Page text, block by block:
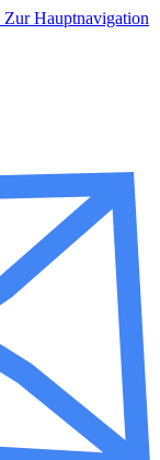
Zur Hauptnavigation